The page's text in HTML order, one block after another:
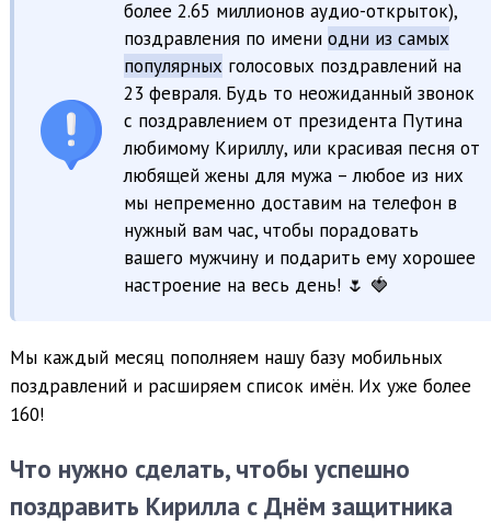
более 2.65 миллионов аудио-открыток),
поздравления по имени одни из самых
популярных голосовых поздравлений на
23 февраля. Будь то неожиданный звонок
с поздравлением от президента Путина
любимому Кириллу, или красивая песня от
любящей жены для мужа – любое из них
мы непременно доставим на телефон в
нужный вам час, чтобы порадовать
вашего мужчину и подарить ему хорошее
настроение на весь день! 🌷 🍓
Мы каждый месяц пополняем нашу базу мобильных
поздравлений и расширяем список имён. Их уже более
160!
Что нужно сделать, чтобы успешно
поздравить Кирилла с Днём защитника